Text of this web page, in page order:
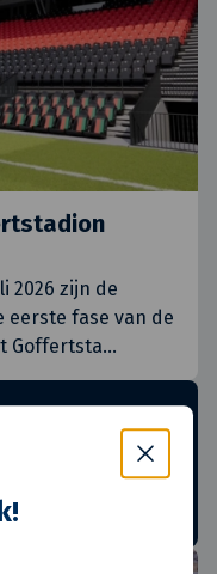
2026 zijn de
eerste fase van de
Goffertsta…